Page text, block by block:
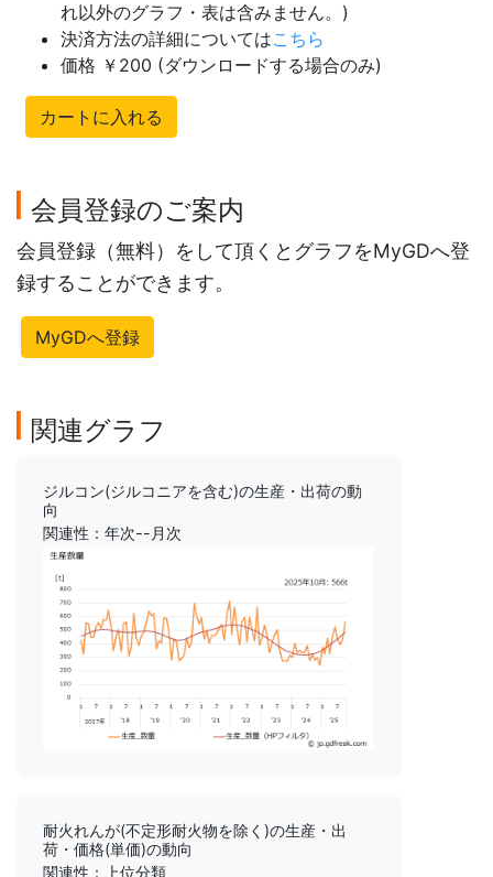
れ以外のグラフ・表は含みません。)
決済方法の詳細についてはこちら
価格 ￥200 (ダウンロードする場合のみ)
カートに入れる
会員登録のご案内
会員登録（無料）をして頂くとグラフをMyGDへ登
録することができます。
MyGDへ登録
関連グラフ
ジルコン(ジルコニアを含む)の生産・出荷の動
向
関連性：年次--月次
耐火れんが(不定形耐火物を除く)の生産・出
荷・価格(単価)の動向
関連性：上位分類